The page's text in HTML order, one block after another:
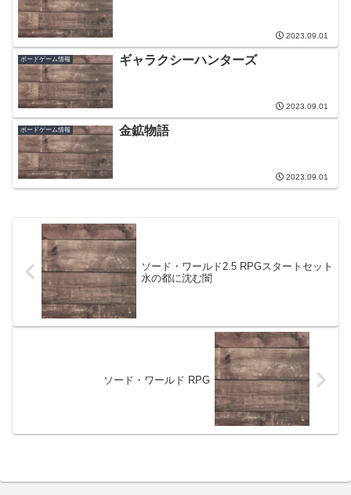
2023.09.01
ボードゲーム情報 ギャラクシーハンターズ
2023.09.01
ボードゲーム情報 金鉱物語
2023.09.01
ソード・ワールド2.5 RPGスタートセット
水の都に沈む闇
ソード・ワールド RPG